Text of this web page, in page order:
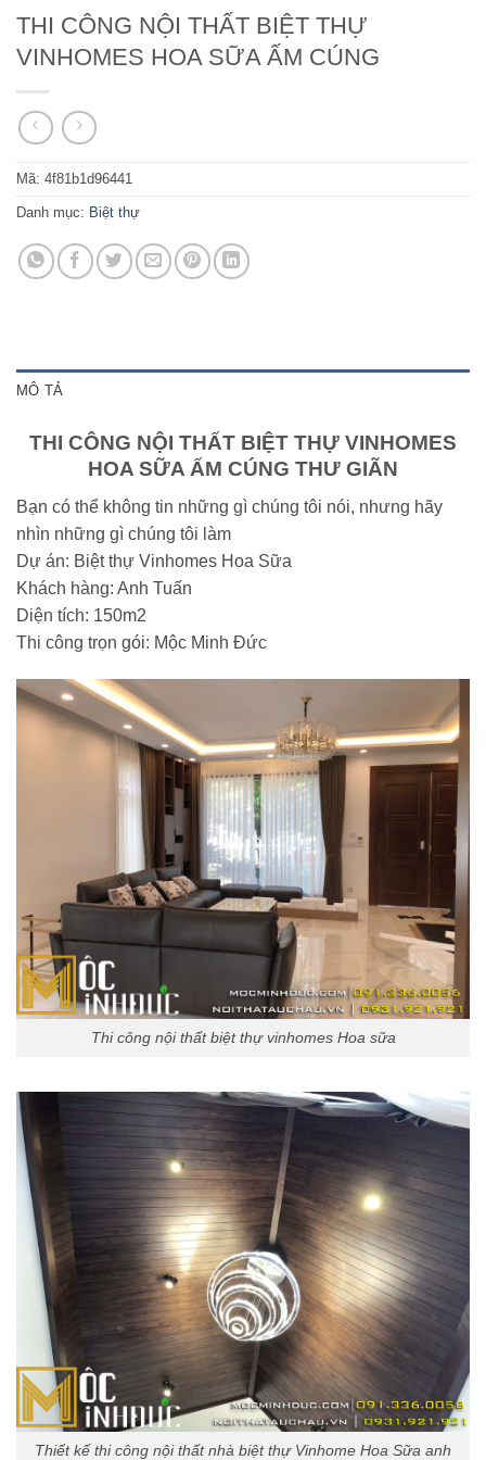
THI CÔNG NỘI THẤT BIỆT THỰ
VINHOMES HOA SỮA ẤM CÚNG
Mã: 4f81b1d96441
Danh mục: Biệt thự
MÔ TẢ
THI CÔNG NỘI THẤT BIỆT THỰ VINHOMES
HOA SỮA ẤM CÚNG THƯ GIÃN
Bạn có thể không tin những gì chúng tôi nói, nhưng hãy
nhìn những gì chúng tôi làm
Dự án: Biệt thự Vinhomes Hoa Sữa
Khách hàng: Anh Tuấn
Diện tích: 150m2
Thi công trọn gói: Mộc Minh Đức
Thi công nội thất biệt thự vinhomes Hoa sữa
Thiết kế thi công nội thất nhà biệt thự Vinhome Hoa Sữa anh